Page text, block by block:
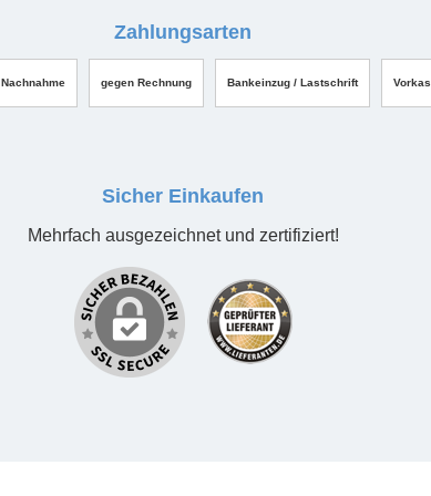
Zahlungsarten
Nachnahme gegen Rechnung Bankeinzug / Lastschrift
Sicher Einkaufen
Mehrfach ausgezeichnet und zertifiziert!